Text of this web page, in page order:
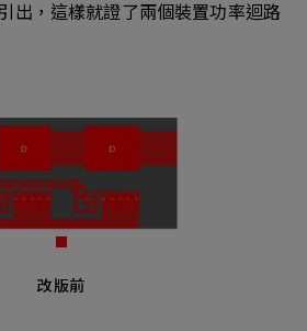
改版前
出，這樣就證了兩個裝置功率迴路